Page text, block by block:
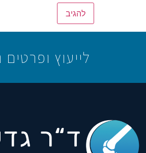
לייעוץ ופרטים נוספים התקשרו 03-